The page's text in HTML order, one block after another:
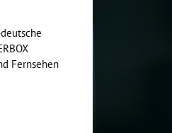
Fernsehen